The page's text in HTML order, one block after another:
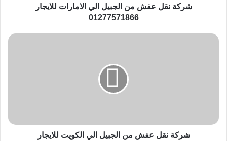
ا
ي
شركة نقل عفش من الجبيل الي الامارات للايجار
01277571866
ش
ف
شركة نقل عفش من الجبيل الي الكويت للايجار